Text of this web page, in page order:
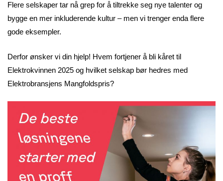
Flere selskaper tar nå grep for å tiltrekke seg nye talenter og
bygge en mer inkluderende kultur – men vi trenger enda flere
gode eksempler.
Derfor ønsker vi din hjelp! Hvem fortjener å bli kåret til
Elektrokvinnen 2025 og hvilket selskap bør hedres med
Elektrobransjens Mangfoldspris?